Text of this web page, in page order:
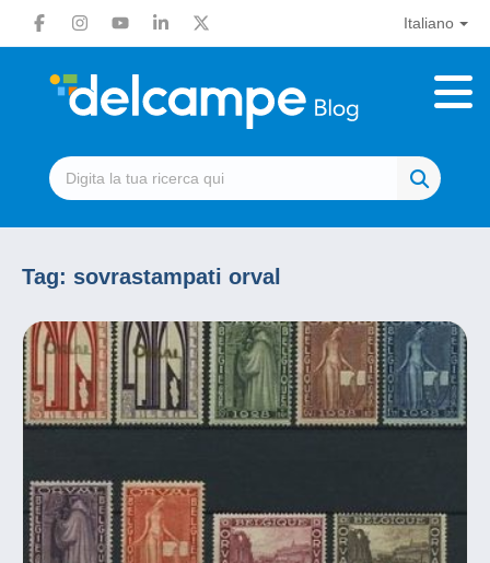
Italiano
Tag: sovrastampati orval